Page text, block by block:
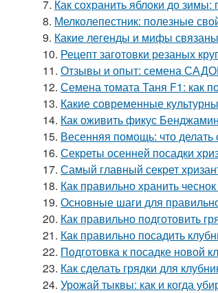
7. Как сохранить яблоки до
8. Мелколепестник: полезные
9. Какие легенды и мифы
10. Рецепт заготовки резаных
11. Отзывы и опыт: семена
12. Семена томата Таня F1: как
13. Какие современные
14. Как оживить фикус
15. Весенняя помощь: что
16. Секреты осенней посадки
17. Самый главный секрет
18. Как правильно хранить
19. Основные шаги для
20. Как правильно подготовить
21. Как правильно посадить
22. Подготовка к посадке новой
23. Как сделать грядки для
24. Урожай тыквы: как и когда